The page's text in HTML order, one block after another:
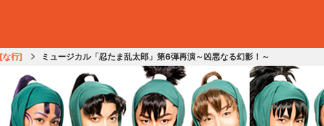
な行] ミュージカル「忍たま乱太郎」第6弾再演～凶悪なる幻影！～